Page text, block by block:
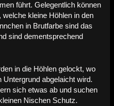
führt. Gelegentlich können
kleine Höhlen in den
in Brutfarbe sind das
sind dementsprechend
in die Höhlen gelockt, wo
abgelaicht wird.
sich etwas ab und suchen
Nischen Schutz.